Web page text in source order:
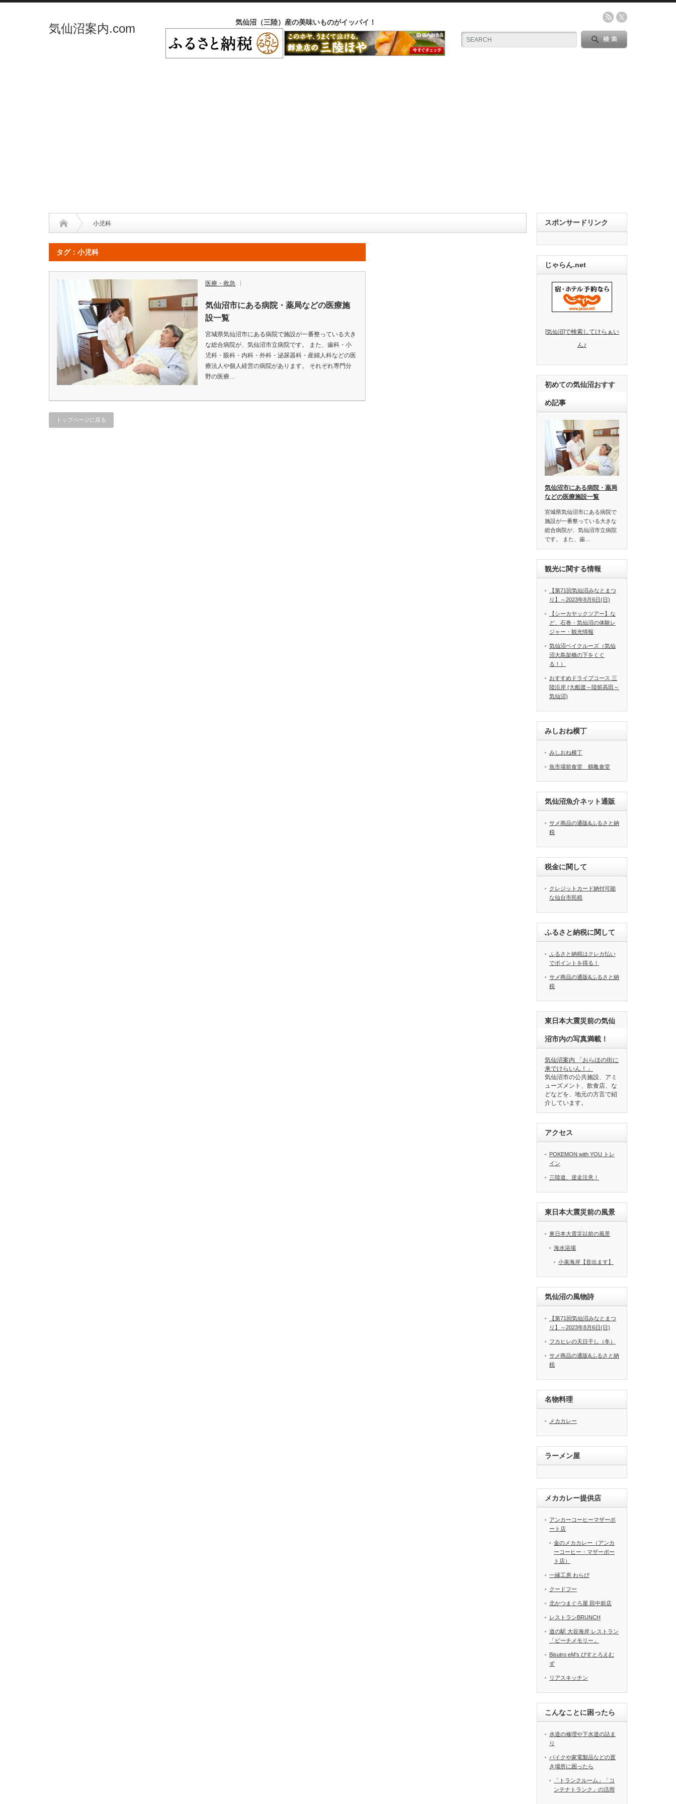
気仙沼案内.com 気仙沼（三陸）産の美味いものがイッパイ！
小児科
タグ：小児科
医療・救急
気仙沼市にある病院・薬局などの医療施
設一覧
宮城県気仙沼市にある病院で施設が一番整っている大き
な総合病院が、気仙沼市立病院です。 また、歯科・小
児科・眼科・内科・外科・泌尿器科・産婦人科などの医
療法人や個人経営の病院があります。 それぞれ専門分
野の医療…
トップページに戻る
スポンサードリンク
じゃらん.net
[気仙沼]で検索してけらぁい
ん♪
初めての気仙沼おすす
め記事
気仙沼市にある病院・薬局
などの医療施設一覧
宮城県気仙沼市にある病院で
施設が一番整っている大きな
総合病院が、気仙沼市立病院
です。 また、歯…
観光に関する情報
【第71回気仙沼みなとまつ
り】～2023年8月6日(日)
【シーカヤックツアー】な
ど、石巻・気仙沼の体験レ
ジャー・観光情報
気仙沼ベイクルーズ（気仙
沼大島架橋の下をくぐ
る！）
おすすめドライブコース 三
陸沿岸 (大船渡～陸前高田～
気仙沼)
みしおね横丁
みしおね横丁
魚市場前食堂 鶴亀食堂
気仙沼魚介ネット通販
サメ商品の通販&ふるさと納
税
税金に関して
クレジットカード納付可能
な仙台市民税
ふるさと納税に関して
ふるさと納税はクレカ払い
でポイントを得る！
サメ商品の通販&ふるさと納
税
東日本大震災前の気仙
沼市内の写真満載！
気仙沼案内 「おらほの街に
来でけらいん！」
気仙沼市の公共施設、アミ
ューズメント、飲食店、な
どなどを、地元の方言で紹
介しています。
アクセス
POKEMON with YOU トレ
イン
三陸道、逆走注意！
東日本大震災前の風景
東日本大震災以前の風景
海水浴場
小泉海岸【音出ます】
気仙沼の風物詩
【第71回気仙沼みなとまつ
り】～2023年8月6日(日)
フカヒレの天日干し（冬）
サメ商品の通販&ふるさと納
税
名物料理
メカカレー
ラーメン屋
メカカレー提供店
アンカーコーヒーマザーポ
ート店
金のメカカレー（アンカ
ーコーヒー・マザーポー
ト店）
一縁工房 わらび
クードフー
北かつまぐろ屋 田中前店
レストランBRUNCH
道の駅 大谷海岸 レストラン
「ビーチメモリー」
Bisutro eM’s びすとろえむ
ず
リアスキッチン
こんなことに困ったら
水道の修理や下水道の詰ま
り
バイクや家電製品などの置
き場所に困ったら
「トランクルーム」「コ
ンテナトランク」の活用